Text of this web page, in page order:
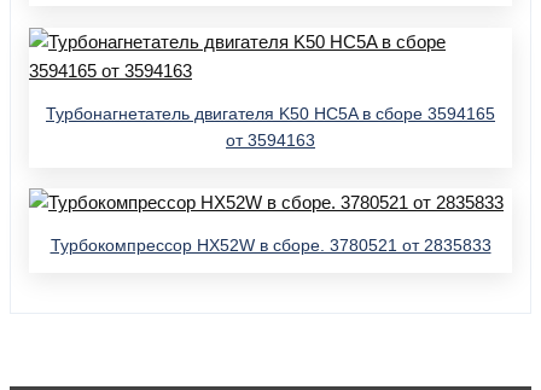
Турбонагнетатель двигателя K50 HC5A в сборе 3594165
от 3594163
Турбокомпрессор HX52W в сборе. 3780521 от 2835833